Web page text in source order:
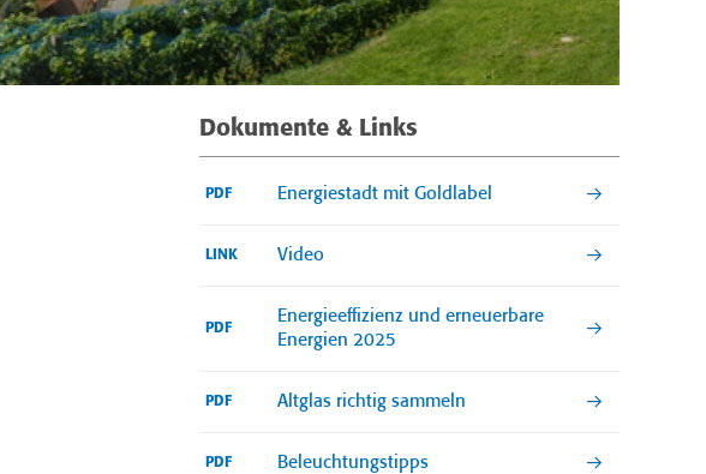
Dokumente & Links
PDF Energiestadt mit Goldlabel
LINK Video
PDF
Energieeffizienz und erneuerbare
Energien 2025
PDF Altglas richtig sammeln
PDF Beleuchtungstipps